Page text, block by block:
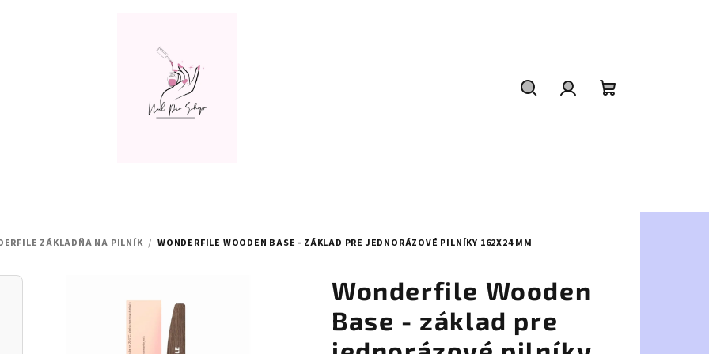
ZÁKLADŇA NA PILNÍK / WONDERFILE WOODEN BASE - ZÁKLAD PRE JEDNORÁZOVÉ PILNÍKY 162X24 MM
Wonderfile Wooden
Base - základ pre